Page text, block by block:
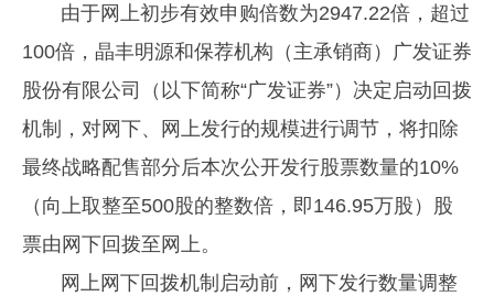
由于网上初步有效申购倍数为2947.22倍，超过
100倍，晶丰明源和保荐机构（主承销商）广发证券
股份有限公司（以下简称“广发证券”）决定启动回拨
机制，对网下、网上发行的规模进行调节，将扣除
最终战略配售部分后本次公开发行股票数量的10%
（向上取整至500股的整数倍，即146.95万股）股
票由网下回拨至网上。
网上网下回拨机制启动前，网下发行数量调整